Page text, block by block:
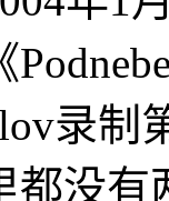
录
都没有